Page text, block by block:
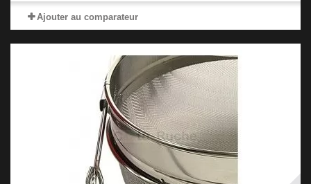
Ajouter au comparateur